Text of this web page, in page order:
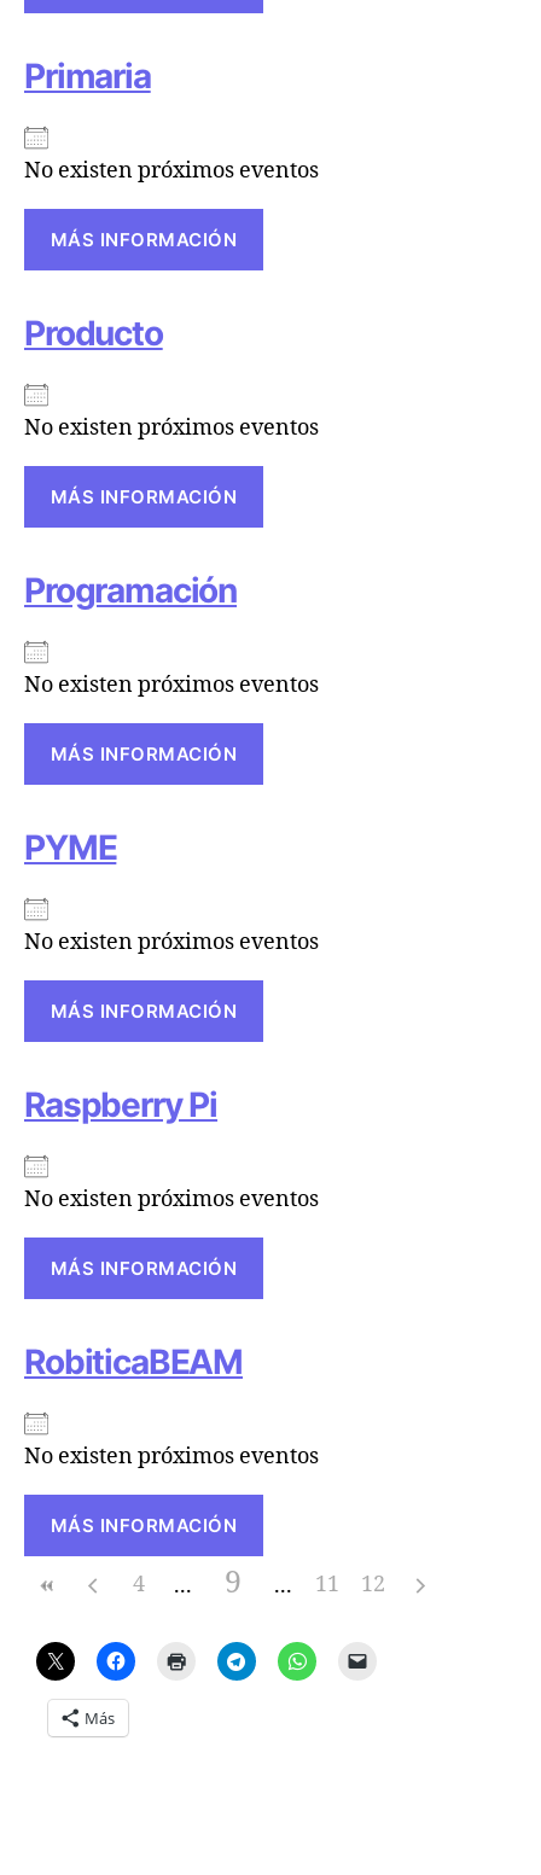
Primaria
No existen próximos eventos
MÁS INFORMACIÓN
Producto
No existen próximos eventos
MÁS INFORMACIÓN
Programación
No existen próximos eventos
MÁS INFORMACIÓN
PYME
No existen próximos eventos
MÁS INFORMACIÓN
Raspberry Pi
No existen próximos eventos
MÁS INFORMACIÓN
RobiticaBEAM
No existen próximos eventos
MÁS INFORMACIÓN
4 9 11 12
Más